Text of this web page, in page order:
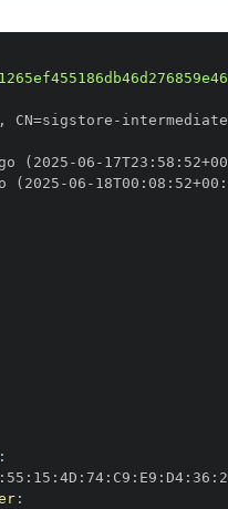
, CN=sigstore -
(2025 -06 - 17T23 : 58 : 52+00
(2025 -06 - 18T00 : 08 : 52+00 :
: 55 : 15 : 4D : 74: C9 : E9 : D4: 36 :
: